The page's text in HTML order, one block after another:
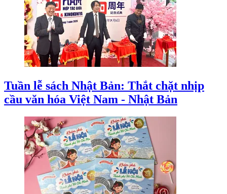
Tuần lễ sách Nhật Bản: Thắt chặt nhịp
cầu văn hóa Việt Nam - Nhật Bản